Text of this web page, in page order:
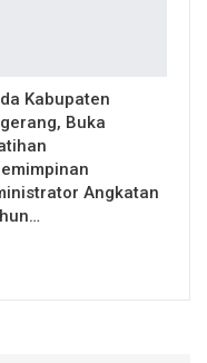
Kabupaten
Buka
Angkatan